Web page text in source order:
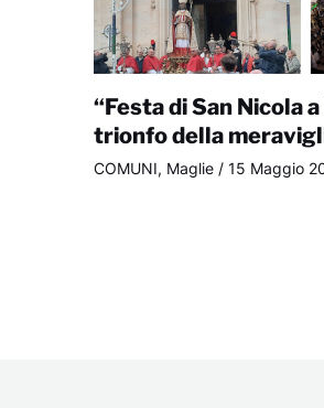
“Festa di San Nicola
trionfo della
COMUNI, Maglie/ 15 Maggio